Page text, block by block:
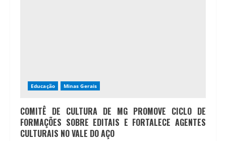
Educação Minas Gerais
COMITÊ DE CULTURA DE MG PROMOVE CICLO DE
FORMAÇÕES SOBRE EDITAIS E FORTALECE AGENTES
CULTURAIS NO VALE DO AÇO